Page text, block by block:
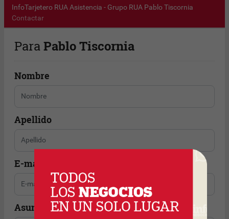
InfoTarjetero RUA Asistencia - Grupo RUA Pablo Tiscornia
Contactar
ParaPablo Tiscornia
Nombre
Apellido
E-mail
Asunto